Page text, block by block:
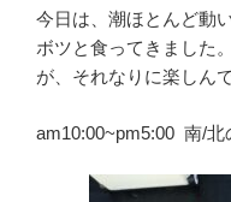
今日は、潮ほとんど動
ボツと食ってきました
が、それなりに楽しん
am10:00~pm5:00 南/